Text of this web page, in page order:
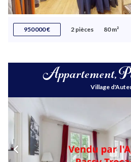
950 000 € 2 pièces 80 m²
Appartement,
Village